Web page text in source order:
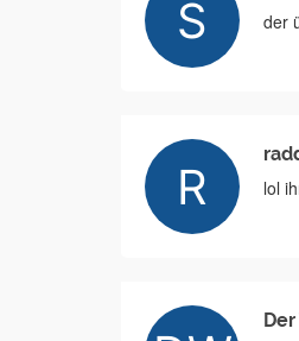
der
lol